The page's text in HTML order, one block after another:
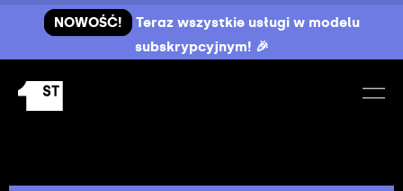
NOWOŚĆ!
Teraz wszystkie usługi w modelu
subskrypcyjnym! 🎉